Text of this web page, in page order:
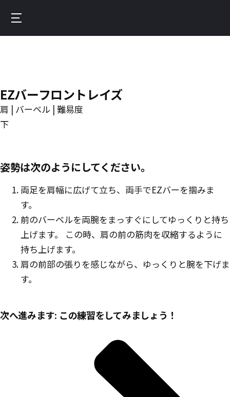
main
EZバーフロントレイズ
肩 | バーベル | 難易度
下
姿勢は次のようにしてください。
両足を肩幅に広げて立ち、両手でEZバーを掴みま
す。
前のバーベルを両腕をまっすぐにしてゆっくりと持ち
上げます。 この時、肩の前の筋肉を収縮するように
持ち上げます。
肩の前部の張りを感じながら、ゆっくりと腕を下げま
す。
次へ進みます: この練習をしてみましょう！